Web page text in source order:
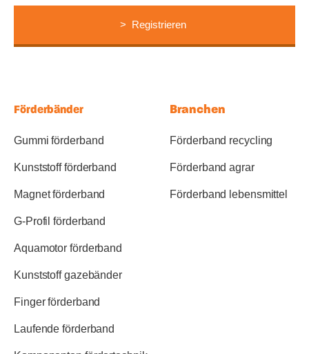
Förderbänder
Gummi förderband
Kunststoff förderband
Magnet förderband
G-Profil förderband
Aquamotor förderband
Kunststoff gazebänder
Finger förderband
Laufende förderband
Branchen
Förderband recycling
Förderband agrar
Förderband lebensmittel